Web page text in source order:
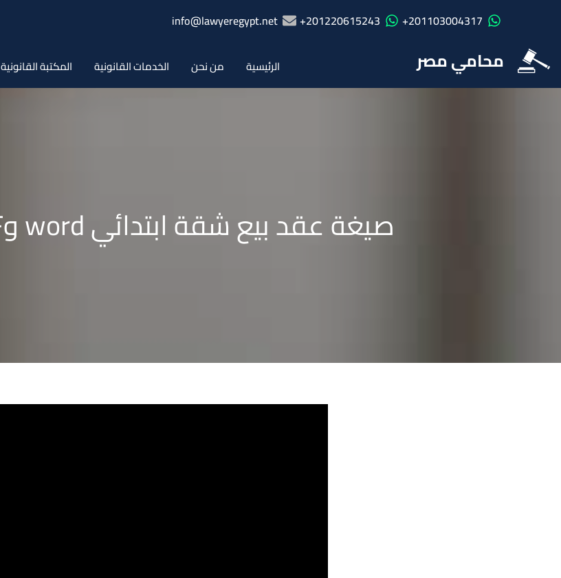
201103004317+
201220615243+
info@lawyeregypt.net
محامي مصر الرئيسية من نحن الخدمات القانونية المكتبة القانونية
صيغة عقد بيع شقة ابتدائي word وPDF جاهز للطباعة